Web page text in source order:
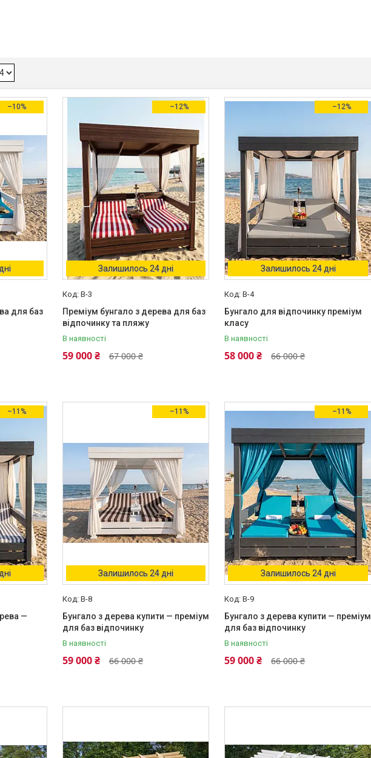
–10%
для баз
–12%
Залишилось 24 дні
B-3
Преміум бунгало з дерева для баз
відпочинку та пляжу
В наявності
67 000 ₴
59 000 ₴
–12%
Залишилось 24 дні
B-4
Бунгало для відпочинку преміум
класу
В наявності
66 000 ₴
58 000 ₴
–11%
—
–11%
Залишилось 24 дні
B-8
Бунгало з дерева купити — преміум
для баз відпочинку
В наявності
66 000 ₴
59 000 ₴
–11%
Залишилось 24 дні
B-9
Бунгало з дерева купити — преміум
для баз відпочинку
В наявності
66 000 ₴
59 000 ₴